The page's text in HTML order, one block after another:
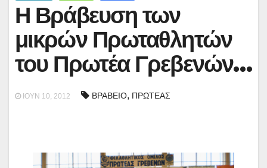
Η Βράβευση των
μικρών Πρωταθλητών
του Πρωτέα Γρεβενών…
ΙΟΎΝ 10, 2012 ΒΡΑΒΕΙΟ, ΠΡΩΤΕΑΣ